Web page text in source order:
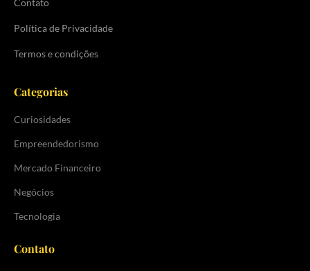
Política de Privacidade
Termos e condições
Categorias
Curiosidades
Empreendedorismo
Mercado Financeiro
Negócios
Tecnologia
Contato